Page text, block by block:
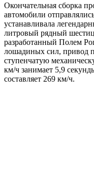
Окончательная сборка
автомобили
устанавливала
литровый рядный
разработанный Полем
лошадиных сил, привод
ступенчатую
км/ч занимает 5,9
составляет 269 км/ч.